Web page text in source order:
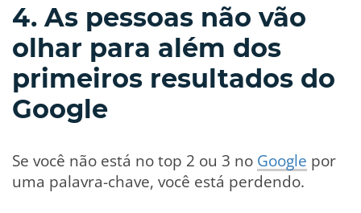
4. As pessoas não vão
olhar para além dos
primeiros resultados do
Google
Se você não está no top 2 ou 3 no Google por
uma palavra-chave, você está perdendo.